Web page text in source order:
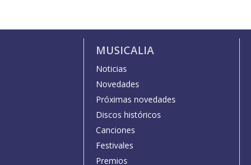
MUSICALIA
Noticias
Novedades
Próximas novedades
Discos históricos
Canciones
Festivales
Premios